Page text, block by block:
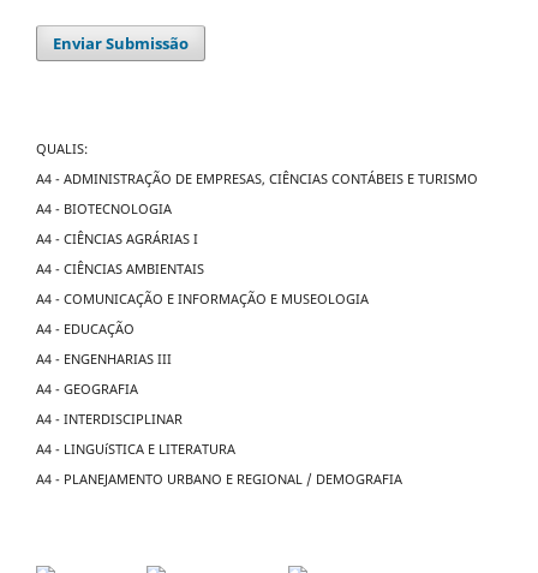
Enviar Submissão
QUALIS:
A4 - ADMINISTRAÇÃO DE EMPRESAS, CIÊNCIAS CONTÁBEIS E TURISMO
A4 - BIOTECNOLOGIA
A4 - CIÊNCIAS AGRÁRIAS I
A4 - CIÊNCIAS AMBIENTAIS
A4 - COMUNICAÇÃO E INFORMAÇÃO E MUSEOLOGIA
A4 - EDUCAÇÃO
A4 - ENGENHARIAS III
A4 - GEOGRAFIA
A4 - INTERDISCIPLINAR
A4 - LINGUíSTICA E LITERATURA
A4 - PLANEJAMENTO URBANO E REGIONAL / DEMOGRAFIA